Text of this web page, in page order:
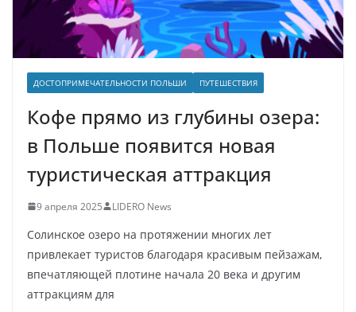
ДОСТОПРИМЕЧАТЕЛЬНОСТИ ПОЛЬШИ ПУТЕШЕСТВИЯ
Кофе прямо из глубины озера:
в Польше появится новая
туристическая аттракция
9 апреля 2025 LIDERO News
Солинское озеро на протяжении многих лет
привлекает туристов благодаря красивым пейзажам,
впечатляющей плотине начала 20 века и другим
аттракциям для